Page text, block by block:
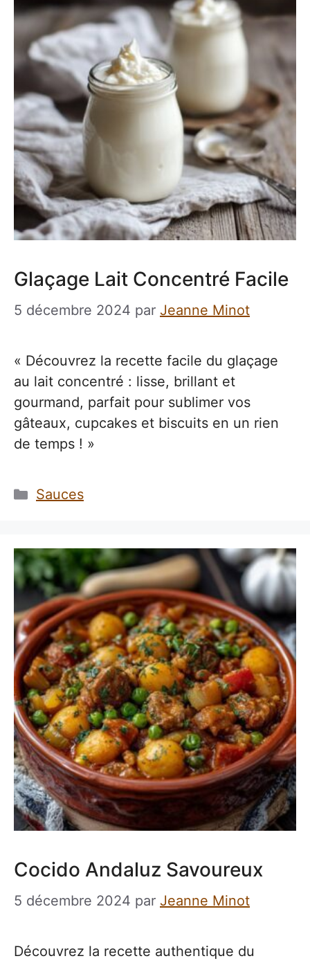
Glaçage Lait Concentré Facile
5 décembre 2024 par Jeanne Minot
« Découvrez la recette facile du glaçage
au lait concentré : lisse, brillant et
gourmand, parfait pour sublimer vos
gâteaux, cupcakes et biscuits en un rien
de temps ! »
Catégories
Sauces
Cocido Andaluz Savoureux
5 décembre 2024 par Jeanne Minot
Découvrez la recette authentique du